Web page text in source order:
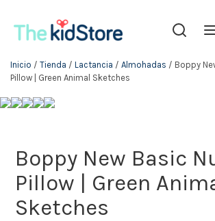
Inicio / Tienda / Lactancia / Almohadas / Boppy
Pillow | Green Animal Sketches
Boppy New Basic
Pillow | Green
Sketches